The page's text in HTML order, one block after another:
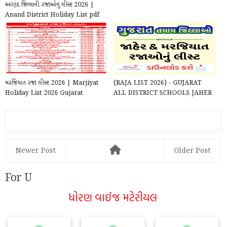
આણંદ જિલ્લાની રજાઓનું લીસ્ટ 2026 |
Anand District Holiday List pdf
2026
મરજિયાત રજા લીસ્ટ 2026 | Marjiyat
Holiday List 2026 Gujarat
{RAJA LIST 2026} - GUJARAT
ALL DISTRICT SCHOOLS JAHER
Newer Post Older Post
For U
ધોરણ વાઈજ મટેરીયલ